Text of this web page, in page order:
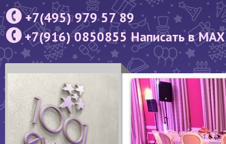
+7(495) 979 57 89
+7(916) 0850855 Написать в MAX